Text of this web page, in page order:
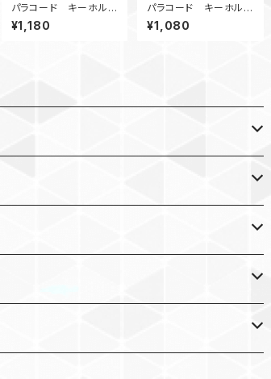
パラコード キーホルダ
ー ナット_CLICKY_カ
ーキ
¥1,180
パラコード キーホルダ
ー_SolomonDragon_
赤黒白
¥1,080